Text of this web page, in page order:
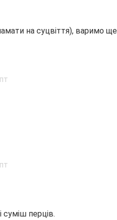
на суцвіття), варимо
перців.